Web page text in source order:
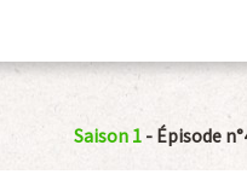
Saison 1 - Épisode